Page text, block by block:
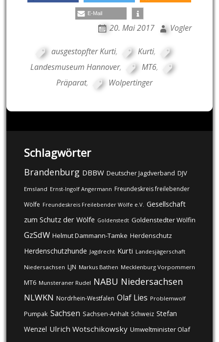
E-Mail
20. Mai 2017 Vogler
ausgestopfter Kurti, Kurti,
Landesmuseum Hannover, MT6,
Präparat, Wolpertinger
Schlagwörter
Brandenburg DBBW Deutscher Jagdverband DJV
Emsland Ernst-Ingolf Angermann Freundeskreis freilebender
Wölfe Freundeskreis Freilebender Wölfe e.V. Gesellschaft
zum Schutz der Wölfe Goldenstedt Goldenstedter Wölfin
GzSdW Helmut Dammann-Tamke Herdenschutz
Herdenschutzhunde Jagdrecht Kurti Landesjägerschaft
Niedersachsen LJN Markus Bathen Mecklenburg Vorpommern
MT6 Munsteraner Rudel NABU Niedersachsen
NLWKN Nordrhein-Westfalen Olaf Lies Problemwolf
Pumpak Sachsen Sachsen-Anhalt Schweiz Stefan
Wenzel Ulrich Wotschikowsky Umweltminister Olaf